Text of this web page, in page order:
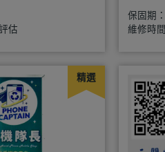
估
保固期
維修時
精選